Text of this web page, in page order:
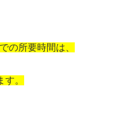
の所要時間は、
。